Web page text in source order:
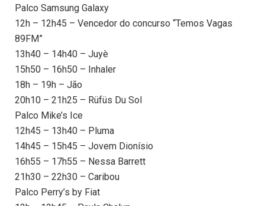
Palco Samsung Galaxy
12h – 12h45 – Vencedor do concurso “Temos Vagas
89FM”
13h40 – 14h40 – Juyè
15h50 – 16h50 – Inhaler
18h – 19h – Jão
20h10 – 21h25 – Rüfüs Du Sol
Palco Mike’s Ice
12h45 – 13h40 – Pluma
14h45 – 15h45 – Jovem Dionísio
16h55 – 17h55 – Nessa Barrett
21h30 – 22h30 – Caribou
Palco Perry’s by Fiat